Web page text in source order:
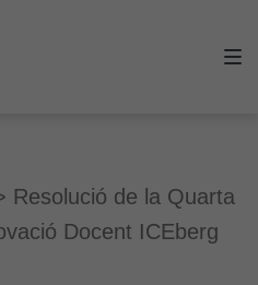
Resolució de la Quarta
Docent ICEberg